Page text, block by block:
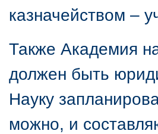
казначейством –
Также Академия
должен быть
Науку
можно, и